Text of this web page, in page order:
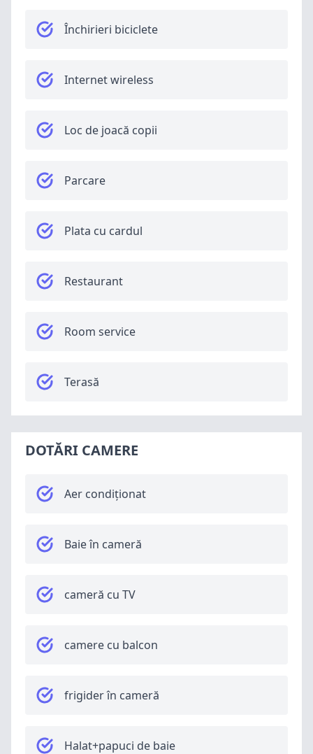
Închirieri biciclete
Internet wireless
Loc de joacă copii
Parcare
Plata cu cardul
Restaurant
Room service
Terasă
DOTĂRI CAMERE
Aer condiționat
Baie în cameră
cameră cu TV
camere cu balcon
frigider în cameră
Halat+papuci de baie